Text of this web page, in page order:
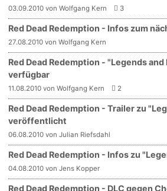
03.09.2010 von Wolfgang Kern 3
Red Dead Redemption - Infos zum
27.08.2010 von Wolfgang Kern
Red Dead Redemption - "Legends
verfügbar
11.08.2010 von Wolfgang Kern 2
Red Dead Redemption - Trailer zu
veröffentlicht
06.08.2010 von Julian Riefsdahl
Red Dead Redemption - Infos zu
04.08.2010 von Jens Kopper
Red Dead Redemption - DLC gegen